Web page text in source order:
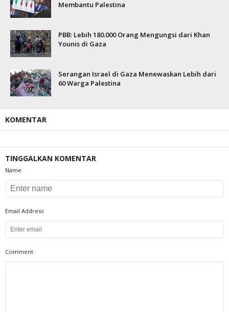
Membantu Palestina
PBB: Lebih 180.000 Orang Mengungsi dari Khan
Younis di Gaza
Serangan Israel di Gaza Menewaskan Lebih dari
60 Warga Palestina
KOMENTAR
TINGGALKAN KOMENTAR
Name
Email Address
Comment